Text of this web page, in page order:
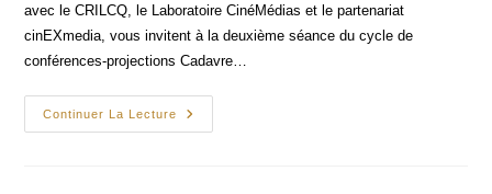
avec le CRILCQ, le Laboratoire CinéMédias et le partenariat
cinEXmedia, vous invitent à la deuxième séance du cycle de
conférences-projections Cadavre…
Continuer La Lecture
Cadavre
Exquis